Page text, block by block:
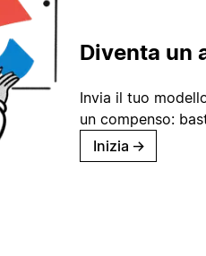
Diventa un
Invia il tuo
un compenso:
Inizia →